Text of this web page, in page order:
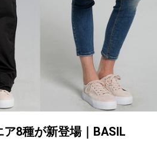
8種が新登場｜BASIL